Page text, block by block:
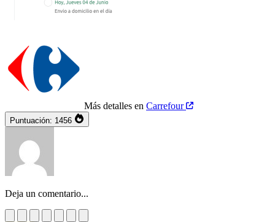
Más detalles en Carrefour
Puntuación: 1456
Deja un comentario...